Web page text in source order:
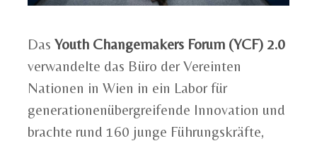
Das Youth Changemakers Forum (YCF) 2.0
verwandelte das Büro der Vereinten
Nationen in Wien in ein Labor für
generationenübergreifende Innovation und
brachte rund 160 junge Führungskräfte,